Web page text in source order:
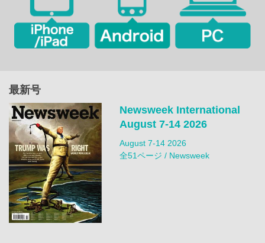
最新号
Newsweek International
August 7-14 2026
August 7-14 2026
全51ページ / Newsweek